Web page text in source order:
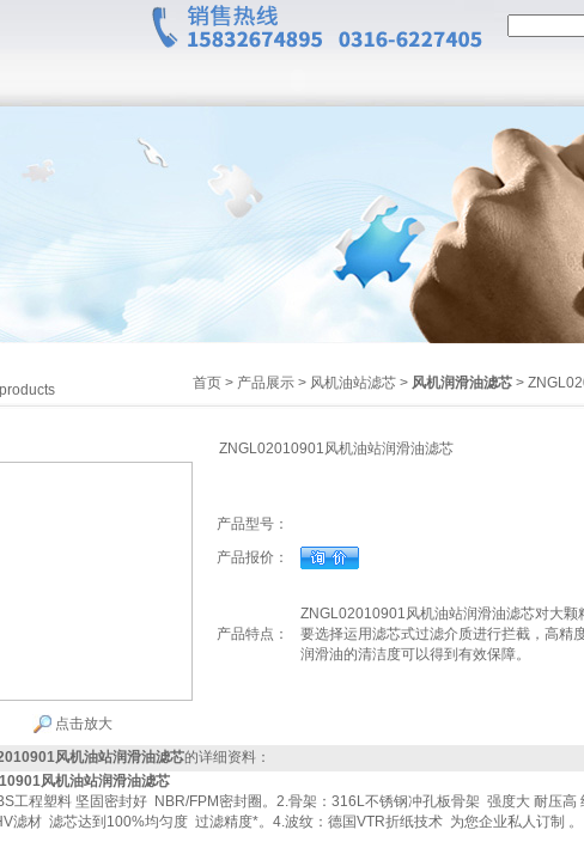
products 首页 > 产品展示 > 风机油站滤芯 > 风机润滑油滤芯 >
ZNGL02010901风机油站润滑油滤芯
点击放大
产品型号：
产品报价：
产品特点：
ZNGL02010901风机油站润滑油滤芯对大颗
要选择运用滤芯式过滤介质进行拦截，高精
润滑油的清洁度可以得到有效保障。
风机油站润滑油滤芯的详细资料：
风机油站润滑油滤芯
工程塑料 坚固密封好 NBR/FPM密封圈。2.骨架：316L不锈钢冲孔板骨架 强度大 耐压高
滤材 滤芯达到100%均匀度 过滤精度*。4.波纹：德国VTR折纸技术 为您企业私人订制 。